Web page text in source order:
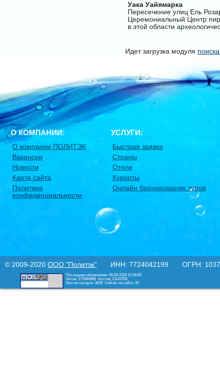
Уака Уайямарка
Пересечение улиц Ель
Церемониальный Центр
в этой области
Идет загрузка модуля
О КОМПАНИИ:
О компании ПОЛИТЭК
Вакансии
Новости
Карта сайта
Политика
конфиденциальности
УСЛУГИ:
Быстрая заявка
Страны
Отели
Курорты
Онлайн бронирование туров
© 2009-2020 ООО "Политэк" ИНН: 7724042199 ОГРН:
Последнее обновление: 06.08.2026 21:56:00
Хитов: 171984888 Хостов: 21143706
Хостов сегодня: 3839 Сейчас на сайте: 20